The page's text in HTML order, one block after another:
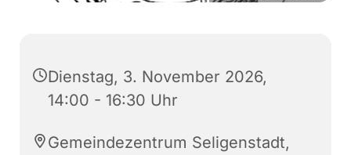
Dienstag, 3. November 2026,
14:00 - 16:30 Uhr
Gemeindezentrum Seligenstadt,